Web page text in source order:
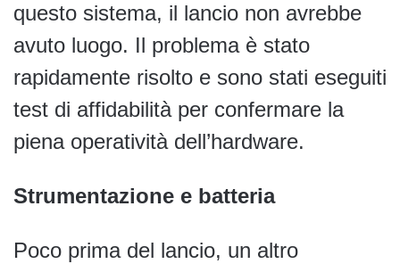
questo sistema, il lancio non avrebbe
avuto luogo. Il problema è stato
rapidamente risolto e sono stati eseguiti
test di affidabilità per confermare la
piena operatività dell’hardware.
Strumentazione e batteria
Poco prima del lancio, un altro